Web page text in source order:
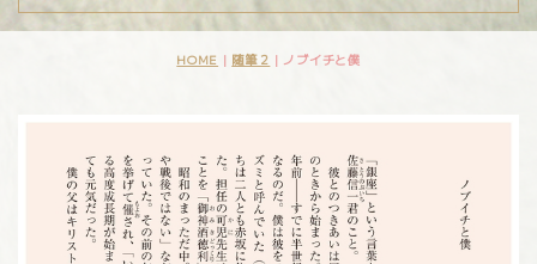
HOME | 随筆２ | ノブイチと僕